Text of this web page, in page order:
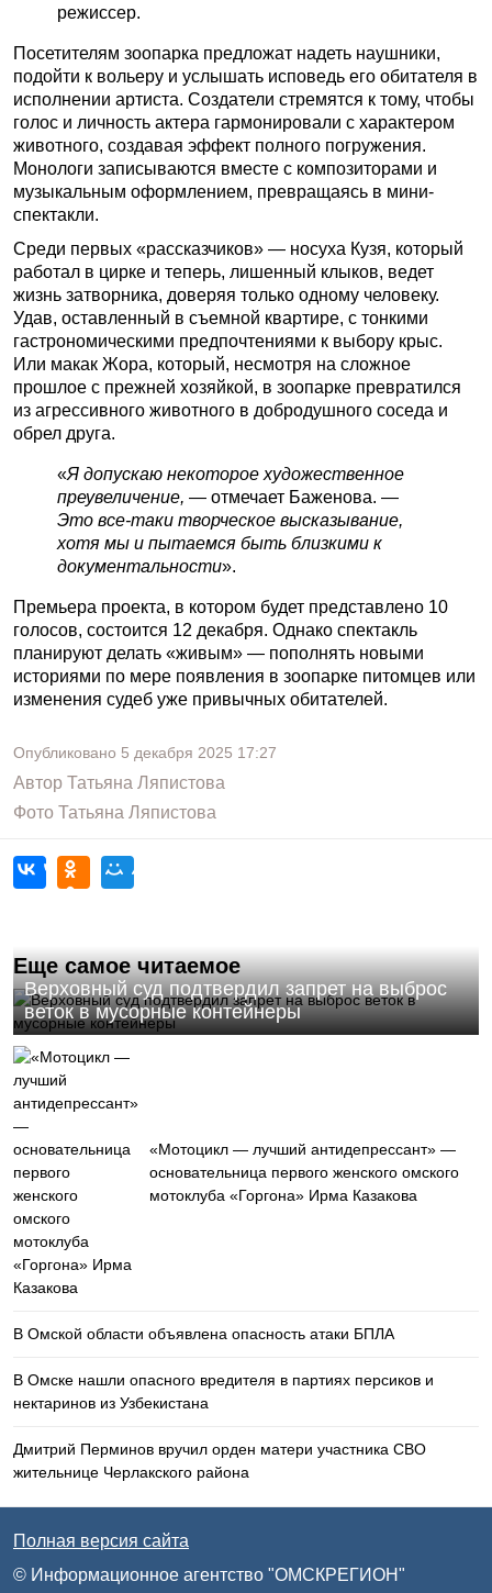
режиссер.
Посетителям зоопарка предложат надеть наушники,
подойти к вольеру и услышать исповедь его обитателя в
исполнении артиста. Создатели стремятся к тому, чтобы
голос и личность актера гармонировали с характером
животного, создавая эффект полного погружения.
Монологи записываются вместе с композиторами и
музыкальным оформлением, превращаясь в мини-
спектакли.
Среди первых «рассказчиков» — носуха Кузя, который
работал в цирке и теперь, лишенный клыков, ведет
жизнь затворника, доверяя только одному человеку.
Удав, оставленный в съемной квартире, с тонкими
гастрономическими предпочтениями к выбору крыс.
Или макак Жора, который, несмотря на сложное
прошлое с прежней хозяйкой, в зоопарке превратился
из агрессивного животного в добродушного соседа и
обрел друга.
«Я допускаю некоторое художественное
преувеличение, — отмечает Баженова. —
Это все-таки творческое высказывание,
хотя мы и пытаемся быть близкими к
документальности».
Премьера проекта, в котором будет представлено 10
голосов, состоится 12 декабря. Однако спектакль
планируют делать «живым» — пополнять новыми
историями по мере появления в зоопарке питомцев или
изменения судеб уже привычных обитателей.
Опубликовано 5 декабря 2025 17:27
Автор Татьяна Ляпистова
Фото Татьяна Ляпистова
Еще самое читаемое
Верховный суд подтвердил запрет на выброс
веток в мусорные контейнеры
«Мотоцикл — лучший антидепрессант» —
основательница первого женского омского
мотоклуба «Горгона» Ирма Казакова
В Омской области объявлена опасность атаки БПЛА
В Омске нашли опасного вредителя в партиях персиков и
нектаринов из Узбекистана
Дмитрий Перминов вручил орден матери участника СВО
жительнице Черлакского района
Полная версия сайта
© Информационное агентство "ОМСКРЕГИОН"